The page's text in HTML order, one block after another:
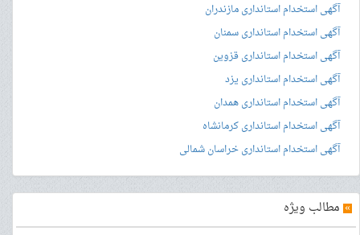
آگهی استخدام استانداری مازندران
آگهی استخدام استانداری سمنان
آگهی استخدام استانداری قزوین
آگهی استخدام استانداری یزد
آگهی استخدام استانداری همدان
آگهی استخدام استانداری کرمانشاه
آگهی استخدام استانداری خراسان شمالی
» مطالب ویژه